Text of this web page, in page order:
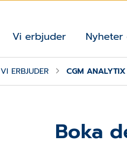
Vi erbjuder
VI ERBJUDER CGM ANALYTIX
Boka